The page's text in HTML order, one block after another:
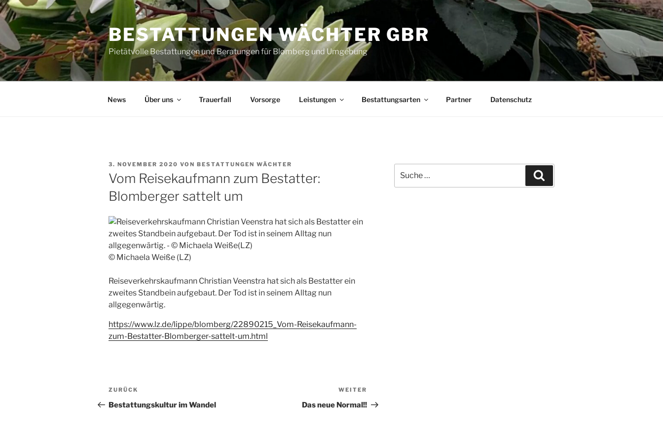
Zum
Inhalt
springen
BESTATTUNGEN WÄCHTER GBR
Pietätvolle Bestattungen und Beratungen für Blomberg und Umgebung
News Über uns Trauerfall Vorsorge Leistungen Bestattungsarten Partner Datenschutz
VERÖFFENTLICHT
AM
3. NOVEMBER 2020 VON BESTATTUNGEN WÄCHTER
Vom Reisekaufmann zum Bestatter:
Blomberger sattelt um
© Michaela Weiße (LZ)
Reiseverkehrskaufmann Christian Veenstra hat sich als Bestatter ein
zweites Standbein aufgebaut. Der Tod ist in seinem Alltag nun
allgegenwärtig.
https://www.lz.de/lippe/blomberg/22890215_Vom-Reisekaufmann-
zum-Bestatter-Blomberger-sattelt-um.html
Beitragsnavigation
Vorheriger
Beitrag
ZURÜCK
Bestattungskultur im Wandel
Beitrag
WEITER
Das neue Normal!!
nach: